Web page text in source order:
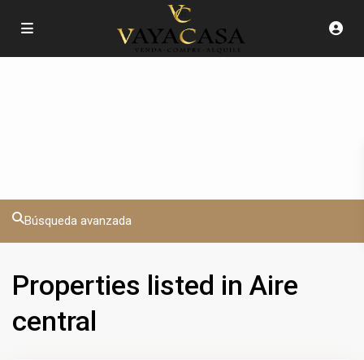
Búsqueda avanzada
Properties listed in Aire
central